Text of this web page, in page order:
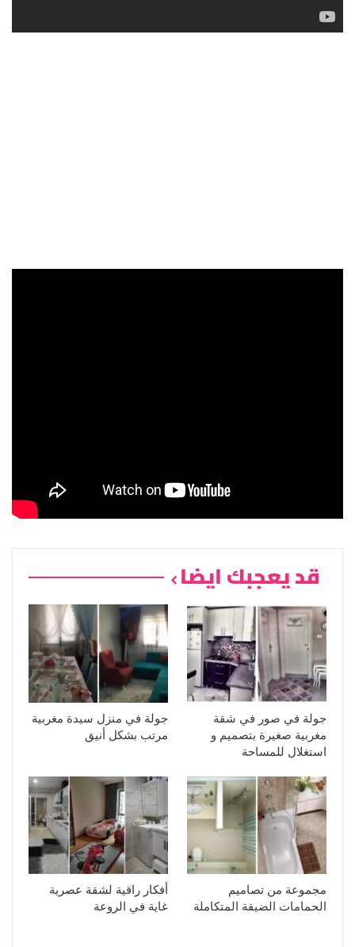
قد يعجبك ايضا
جولة في صور في شقة
مغربية صغيرة بتصميم و
استغلال للمساحة
جولة في منزل سيدة مغربية
مرتب بشكل أنيق
مجموعة من تصاميم
الحمامات الضيقة المتكاملة
أفكار راقية لشقة عصرية
غاية في الروعة